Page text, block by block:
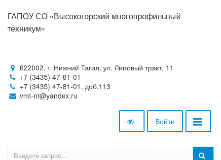
ГАПОУ СО «Высокогорский многопрофильный
техникум»
622002, г. Нижний Тагил, ул. Липовый тракт, 11
+7 (3435) 47-81-01
+7 (3435) 47-81-01, доб.113
vmt-nt@yandex.ru
Войти